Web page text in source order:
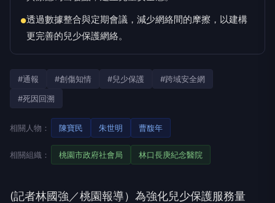
●透過數據整合與定期會議，減少網絡間的摩擦，以建構
更完善的兒少保護網絡。
#通報 #創傷知情 #兒少保護
#跨域安全網
#死因回溯
相關人物： 陳寶民 朱世明 曹馥年
相關組織： 桃園市政府社會局 林口長庚紀念醫院
(記者林國強／桃園報導）為強化兒少保護服務量